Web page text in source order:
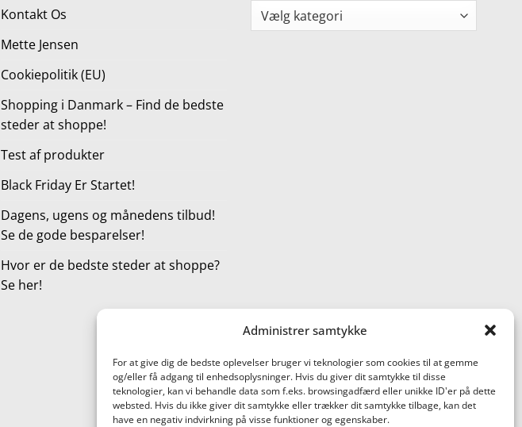
Administrer samtykke
For at give dig de bedste oplevelser bruger vi teknologier som cookies til at gemme
og/eller få adgang til enhedsoplysninger. Hvis du giver dit samtykke til disse
teknologier, kan vi behandle data som f.eks. browsingadfærd eller unikke ID'er på dette
websted. Hvis du ikke giver dit samtykke eller trækker dit samtykke tilbage, kan det
have en negativ indvirkning på visse funktioner og egenskaber.
Kontakt Os
Mette Jensen
Cookiepolitik (EU)
Shopping i Danmark – Find de bedste
steder at shoppe!
Test af produkter
Black Friday Er Startet!
Dagens, ugens og månedens tilbud!
Se de gode besparelser!
Hvor er de bedste steder at shoppe?
Se her!
Kategorier